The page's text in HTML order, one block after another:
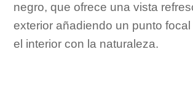
negro, que ofrece una vista
exterior añadiendo un punto
el interior con la naturaleza.